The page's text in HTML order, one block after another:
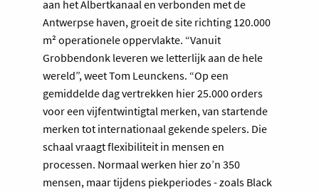
aan het Albertkanaal en verbonden met de
Antwerpse haven, groeit de site richting 120.000
m² operationele oppervlakte. “Vanuit
Grobbendonk leveren we letterlijk aan de hele
wereld”, weet Tom Leunckens. “Op een
gemiddelde dag vertrekken hier 25.000 orders
voor een vijfentwintigtal merken, van startende
merken tot internationaal gekende spelers. Die
schaal vraagt flexibiliteit in mensen en
processen. Normaal werken hier zo’n 350
mensen, maar tijdens piekperiodes - zoals Black